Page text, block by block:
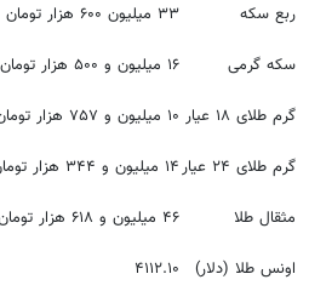
ربع سکه ۳۳ میلیون ۶۰۰ هزار تومان
سکه گرمی ۱۶ میلیون و ۵۰۰ هزار تومان
گرم طلای ۱۸ عیار ۱۰ میلیون و ۷۵۷ هزار تومان
گرم طلای ۲۴ عیار ۱۴ میلیون و ۳۴۴ هزار تومان
مثقال طلا ۴۶ میلیون و ۶۱۸ هزار تومان
اونس طلا (دلار) ۴۱۱۲.۱۰